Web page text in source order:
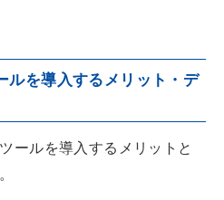
ルを導入するメリット・デ
ールを導入するメリットと